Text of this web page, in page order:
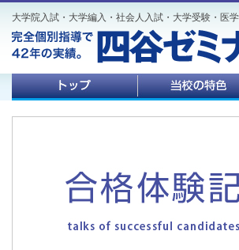
大学院入試・大学編入・社会人入試・大学受験・医